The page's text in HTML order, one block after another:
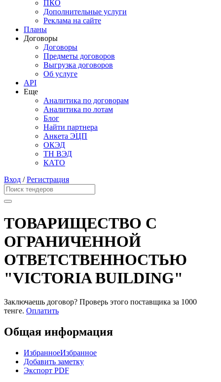
ПКО
Дополнительные услуги
Реклама на сайте
Планы
Договоры
Договоры
Предметы договоров
Выгрузка договоров
Об услуге
API
Еще
Аналитика по договорам
Аналитика по лотам
Блог
Найти партнера
Анкета ЭЦП
ОКЭД
ТН ВЭД
КАТО
Вход /Регистрация
ТОВАРИЩЕСТВО С
ОГРАНИЧЕННОЙ
ОТВЕТСТВЕННОСТЬЮ
"VICTORIA BUILDING"
Заключаешь договор? Проверь этого поставщика за 1000
тенге. Оплатить
Общая информация
ИзбранноеИзбранное
Добавить заметку
Экспорт PDF